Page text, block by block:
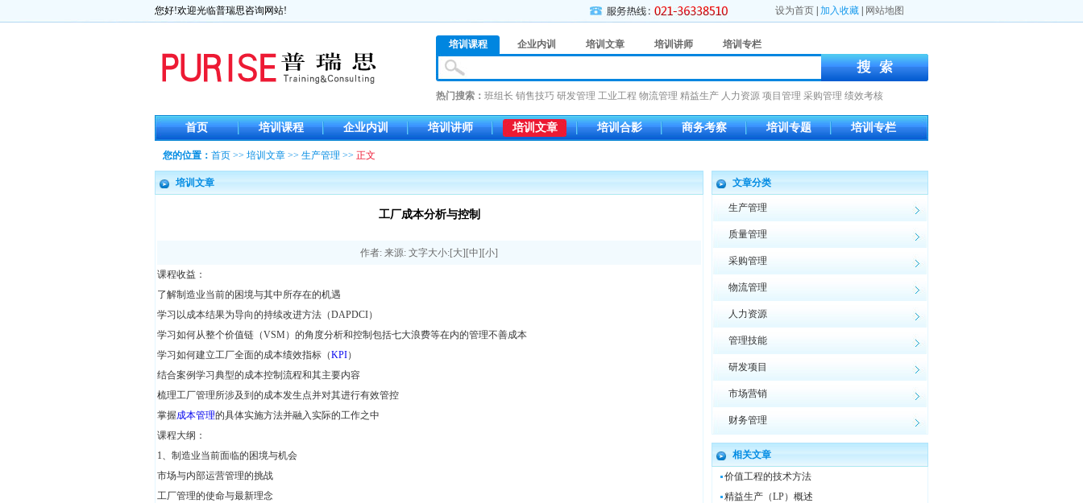
您好!欢迎光临普瑞思咨询网站! 设为首页 加入收藏 网站地图
培训课程 企业内训 培训文章 培训讲师 培训专栏
热门搜索： 班组长 销售技巧 研发管理 工业工程 物流管理 精益生产 人力资源 项目管理 采购管理 绩效考核
首页 培训课程 企业内训 培训讲师 培训文章 培训合影 商务考察 培训专题 培训专栏
您的位置： 首页 >> 培训文章 >> 生产管理 >> 正文
培训文章
工厂成本分析与控制
作者: 来源: 文字大小:[大][中][小]
课程收益：
了解制造业当前的困境与其中所存在的机遇
学习以成本结果为导向的持续改进方法（DAPDCI）
学习如何从整个价值链（VSM）的角度分析和控制包括七大浪费等在内的管理不善成本
学习如何建立工厂全面的成本绩效指标（KPI）
结合案例学习典型的成本控制流程和其主要内容
梳理工厂管理所涉及到的成本发生点并对其进行有效管控
掌握成本管理的具体实施方法并融入实际的工作之中
课程大纲：
1、制造业当前面临的困境与机会
市场与内部运营管理的挑战
工厂管理的使命与最新理念
文章分类
生产管理
质量管理
采购管理
物流管理
人力资源
管理技能
研发项目
市场营销
财务管理
相关文章
价值工程的技术方法
精益生产（LP）概述